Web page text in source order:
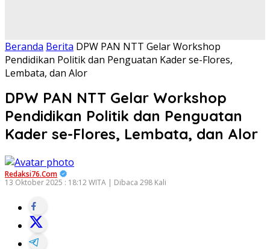
Beranda Berita DPW PAN NTT Gelar Workshop
Pendidikan Politik dan Penguatan Kader se-Flores,
Lembata, dan Alor
DPW PAN NTT Gelar Workshop
Pendidikan Politik dan Penguatan
Kader se-Flores, Lembata, dan Alor
Redaksi76.com
13 Oktober 2025 : 18:12 WITA | Dibaca 298 Kali